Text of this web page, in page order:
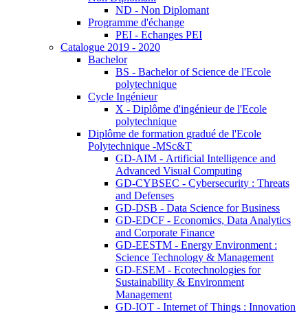
ND - Non Diplomant
Programme d'échange
PEI - Echanges PEI
Catalogue 2019 - 2020
Bachelor
BS - Bachelor of Science de l'Ecole
polytechnique
Cycle Ingénieur
X - Diplôme d'ingénieur de l'Ecole
polytechnique
Diplôme de formation gradué de l'Ecole
Polytechnique -MSc&T
GD-AIM - Artificial Intelligence and
Advanced Visual Computing
GD-CYBSEC - Cybersecurity : Threats
and Defenses
GD-DSB - Data Science for Business
GD-EDCF - Economics, Data Analytics
and Corporate Finance
GD-EESTM - Energy Environment :
Science Technology & Management
GD-ESEM - Ecotechnologies for
Sustainability & Environment
Management
GD-IOT - Internet of Things : Innovation